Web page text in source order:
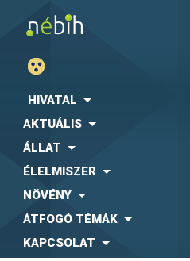
HIVATAL
AKTUÁLIS
ÁLLAT
ÉLELMISZER
NÖVÉNY
ÁTFOGÓ TÉMÁK
KAPCSOLAT